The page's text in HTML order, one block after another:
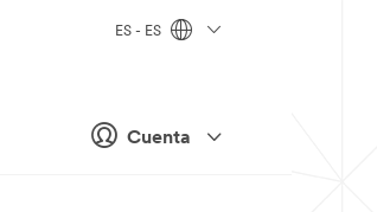
Cuenta
ES - ES